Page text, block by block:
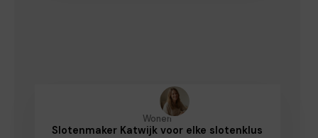
Wonen
Slotenmaker Katwijk voor elke slotenklus